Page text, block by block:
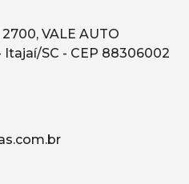
VALE AUTO
Itajaí/SC - CEP 88306002